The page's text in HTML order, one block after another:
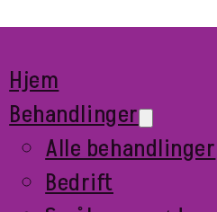
Hjem
Behandlinger
Alle behandlinger
Bedrift